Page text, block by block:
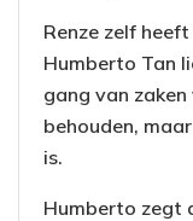
Renze zelf
Humberto Tan
gang van
behouden,
is.
Humberto zegt